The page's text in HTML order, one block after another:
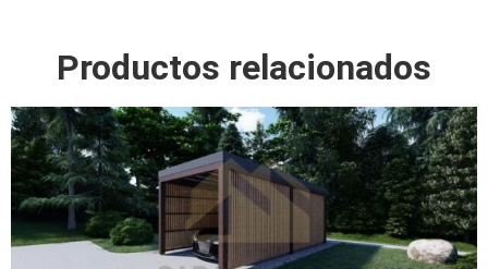
Productos relacionados